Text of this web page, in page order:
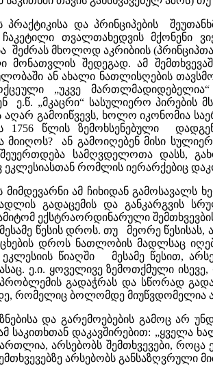
პრაქტიკისა და პრინციპების
ჩაკეტილი თვალთახედვის მქონენი
შეძრას მხოლოდ აკრიბიის
მონათვლის შედეგად. ამ
ან ახალი ნათლისღების
„უკვე
ე.წ. „მკაცრი“ სასულიერო
აღარ გამოიწვევს, ხოლო იკონომია
1756 წლის ზემოხსენებული
მიიღოს? ან გამოიღებენ მისი
შეუერთდება სამღვდელოთა დასს,
რომლის იერარქებიც
მიმდევარნი ამ ჩიხიდან
გადაცემის და განკარგვის
ექსტრაორდინარული
წესის დროს. თუ მეორე
დროს ნათლობის მადლსაც
წიაღში მესამე წესით,
ე.ი. ყოველივე ზემოთქმული
გადაჭრას და სწორად
რომელიც ბოლომდე მიუწვდომელია
და გარემოებების გამოც არ
საკითხთან დაკავშირებით: „ყველა
არსებობს შემთხვევები,
არსებობს განსაზღვრული